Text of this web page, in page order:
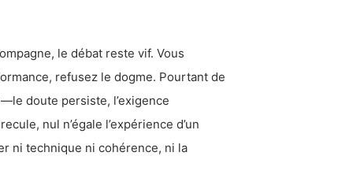
le débat reste vif. Vous
refusez le dogme. Pourtant de
doute persiste, l’exigence
nul n’égale l’expérience d’un
ni technique ni cohérence, ni la